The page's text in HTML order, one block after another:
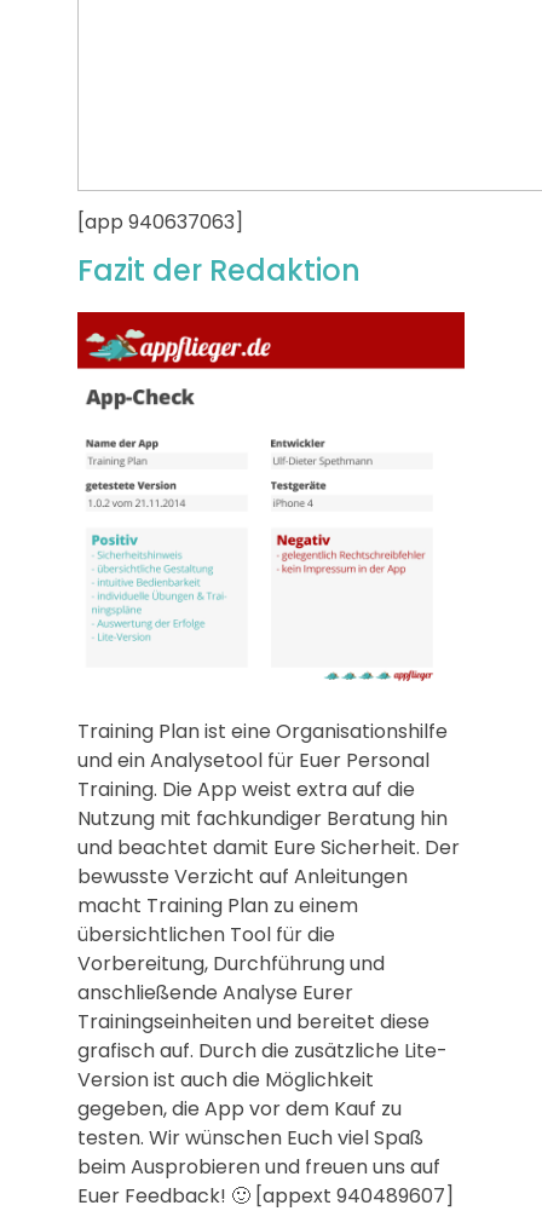
[app 940637063]
Fazit der Redaktion
Training Plan ist eine Organisationshilfe
und ein Analysetool für Euer Personal
Training. Die App weist extra auf die
Nutzung mit fachkundiger Beratung hin
und beachtet damit Eure Sicherheit. Der
bewusste Verzicht auf Anleitungen
macht Training Plan zu einem
übersichtlichen Tool für die
Vorbereitung, Durchführung und
anschließende Analyse Eurer
Trainingseinheiten und bereitet diese
grafisch auf. Durch die zusätzliche Lite-
Version ist auch die Möglichkeit
gegeben, die App vor dem Kauf zu
testen. Wir wünschen Euch viel Spaß
beim Ausprobieren und freuen uns auf
Euer Feedback! 🙂 [appext 940489607]